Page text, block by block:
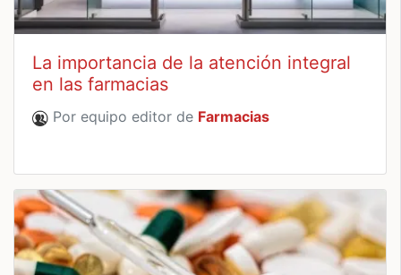
La importancia de la atención integral
en las farmacias
Por equipo editor de Farmacias